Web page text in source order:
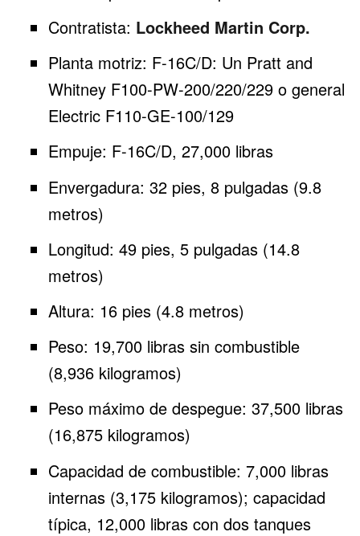
Contratista: Lockheed Martin Corp.
Planta motriz: F-16C/D: Un Pratt and
Whitney F100-PW-200/220/229 o general
Electric F110-GE-100/129
Empuje: F-16C/D, 27,000 libras
Envergadura: 32 pies, 8 pulgadas (9.8
metros)
Longitud: 49 pies, 5 pulgadas (14.8
metros)
Altura: 16 pies (4.8 metros)
Peso: 19,700 libras sin combustible
(8,936 kilogramos)
Peso máximo de despegue: 37,500 libras
(16,875 kilogramos)
Capacidad de combustible: 7,000 libras
internas (3,175 kilogramos); capacidad
típica, 12,000 libras con dos tanques